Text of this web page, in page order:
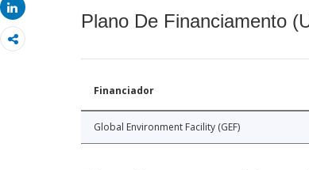
Share
Plano De Financiamento
Financiador
Global Environment Facility (GEF)